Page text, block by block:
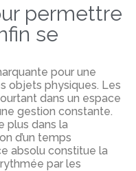
permettre
se
pour une
objets physiques. Les
dans un espace
gestion constante.
plus dans la
d’un temps
absolu constitue la
par les